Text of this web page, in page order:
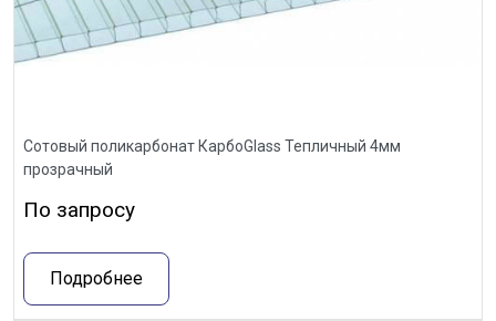
Сотовый поликарбонат КарбоGlass Тепличный 4мм
прозрачный
По запросу
Подробнее